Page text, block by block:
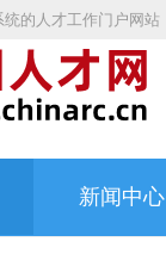
的人才工作门户网站
新闻中心